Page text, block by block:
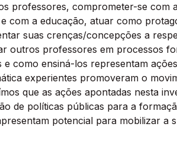
professores, comprometer-se com
com a educação, atuar como
suas crenças/concepções a
outros professores em processos
como ensiná-los representam
experientes promoveram o
que as ações apontadas nesta
de políticas públicas para a
potencial para mobilizar a